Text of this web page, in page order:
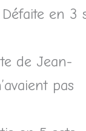
en 3
de Jean-
pas